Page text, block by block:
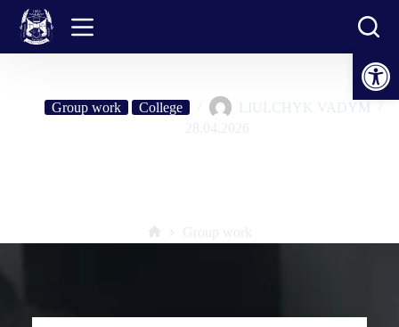
Open toolbar
content
Group work College
LIULCHYK VADYM
28.04.2026
Home
Group work